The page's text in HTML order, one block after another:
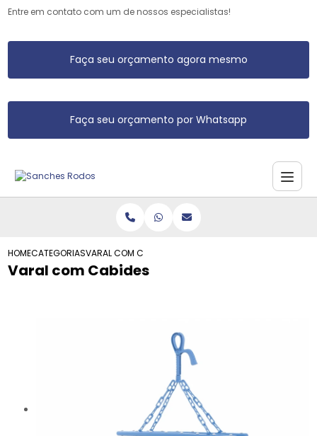
Entre em contato com um de nossos especialistas!
Faça seu orçamento agora mesmo
Faça seu orçamento por Whatsapp
HOMECATEGORIASVARAL COM CABIDES
Varal com Cabides